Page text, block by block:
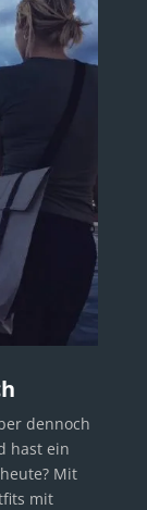
dennoch
hast ein
Mit
mit